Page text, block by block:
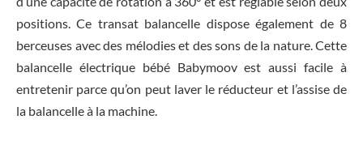
positions. Ce transat balancelle dispose également de 8
berceuses avec des mélodies et des sons de la nature. Cette
balancelle électrique bébé Babymoov est aussi facile à
entretenir parce qu’on peut laver le réducteur et l’assise de
la balancelle à la machine.